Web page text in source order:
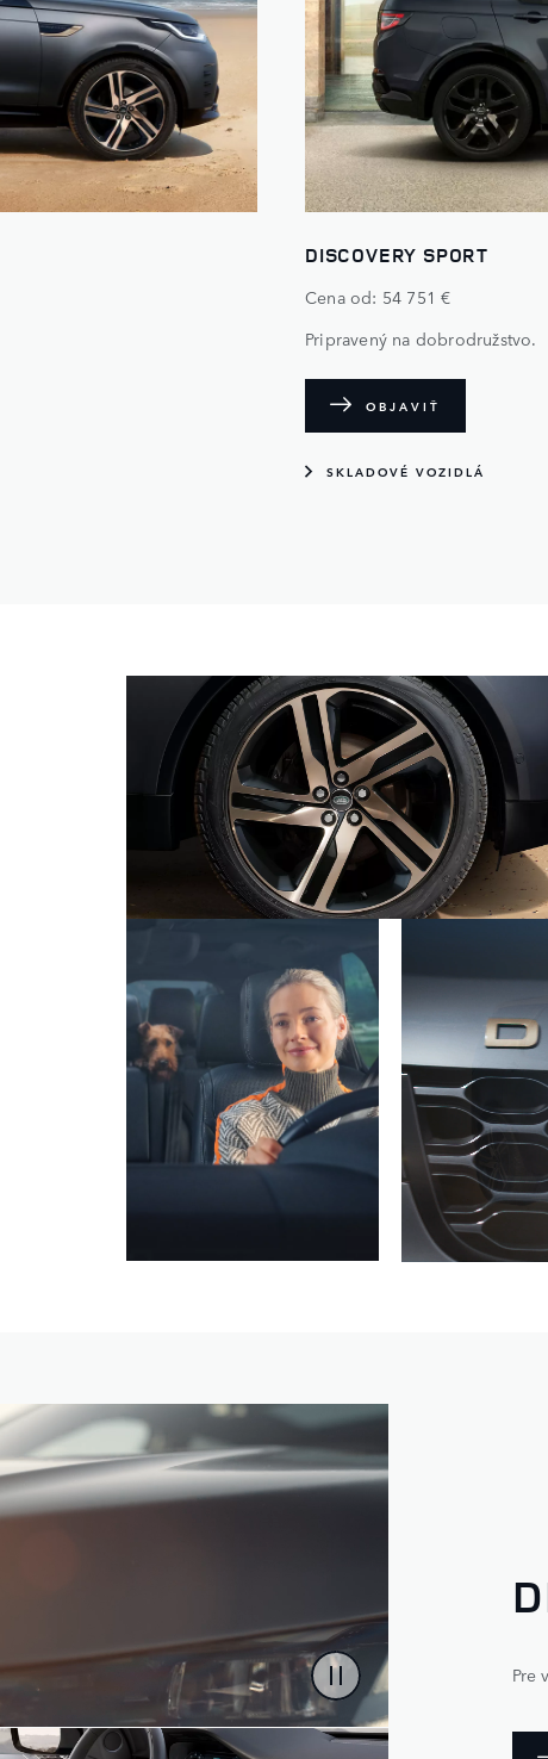
DISCOVERY SPORT
Cena od: 54 751 €
Pripravený na dobrodružstvo.
OBJAVIŤ
SKLADOVÉ VOZIDLÁ
Pre